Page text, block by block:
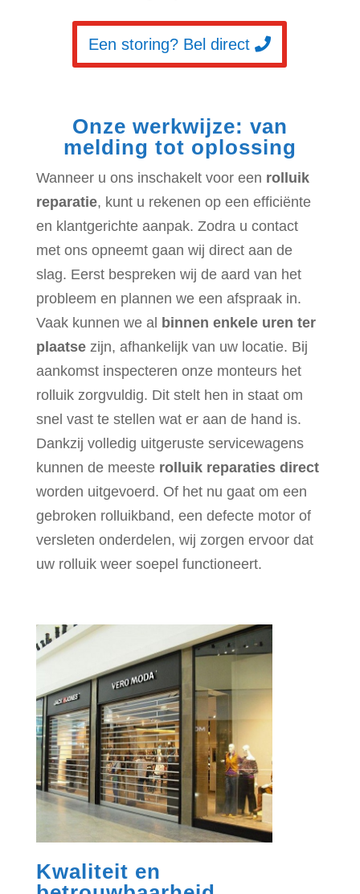
Een storing? Bel direct
Onze werkwijze: van
melding tot oplossing
Wanneer u ons inschakelt voor een rolluik
reparatie, kunt u rekenen op een efficiënte
en klantgerichte aanpak. Zodra u contact
met ons opneemt gaan wij direct aan de
slag. Eerst bespreken wij de aard van het
probleem en plannen we een afspraak in.
Vaak kunnen we al binnen enkele uren ter
plaatsezijn, afhankelijk van uw locatie. Bij
aankomst inspecteren onze monteurs het
rolluik zorgvuldig. Dit stelt hen in staat om
snel vast te stellen wat er aan de hand is.
Dankzij volledig uitgeruste servicewagens
kunnen de meeste rolluik reparaties direct
worden uitgevoerd. Of het nu gaat om een
gebroken rolluikband, een defecte motor of
versleten onderdelen, wij zorgen ervoor dat
uw rolluik weer soepel functioneert.
Kwaliteit en